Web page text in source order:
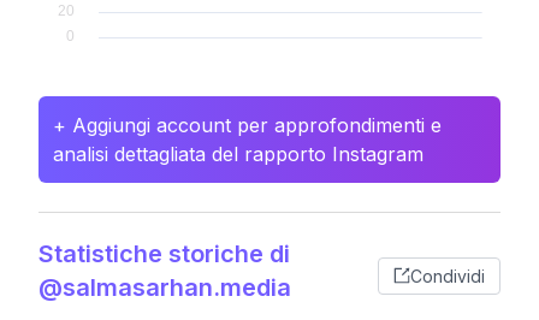
+ Aggiungi account per approfondimenti e
analisi dettagliata del rapporto Instagram
Statistiche storiche di
@salmasarhan.media
Condividi